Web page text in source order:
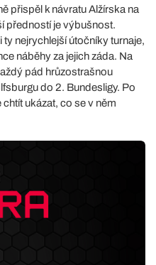
přispěl k návratu Alžírska na
předností je výbušnost.
nejrychlejší útočníky turnaje,
náběhy za jejich záda. Na
pád hrůzostrašnou
do 2. Bundesligy. Po
ukázat, co se v něm